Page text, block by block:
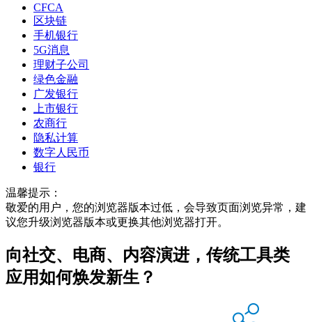
CFCA
区块链
手机银行
5G消息
理财子公司
绿色金融
广发银行
上市银行
农商行
隐私计算
数字人民币
银行
温馨提示：
敬爱的用户，您的浏览器版本过低，会导致页面浏览异常，建
议您升级浏览器版本或更换其他浏览器打开。
向社交、电商、内容演进，传统工具类
应用如何焕发新生？